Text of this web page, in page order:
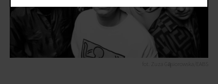
fot. Zuza Gąsiorowska/EABS